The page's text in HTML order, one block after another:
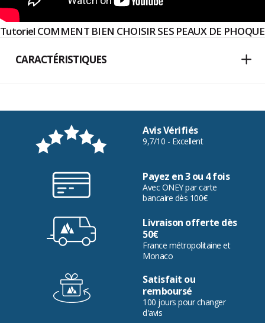
Tutoriel COMMENT BIEN CHOISIR SES PEAUX DE PHOQUE
CARACTÉRISTIQUES
Avis Vérifiés
9,7/10 - Excellent
Payez en 3 ou 4 fois
Avec ONEY par carte
bancaire dès 100€
Livraison offerte dès
50€
France métropolitaine et
Monaco
Satisfait ou
remboursé
100 jours pour changer
d'avis